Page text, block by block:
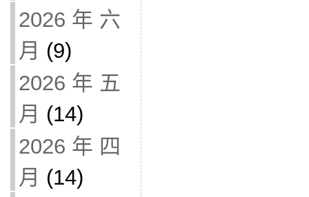
2026 年 六
月 (9)
2026 年 五
月 (14)
2026 年 四
月 (14)